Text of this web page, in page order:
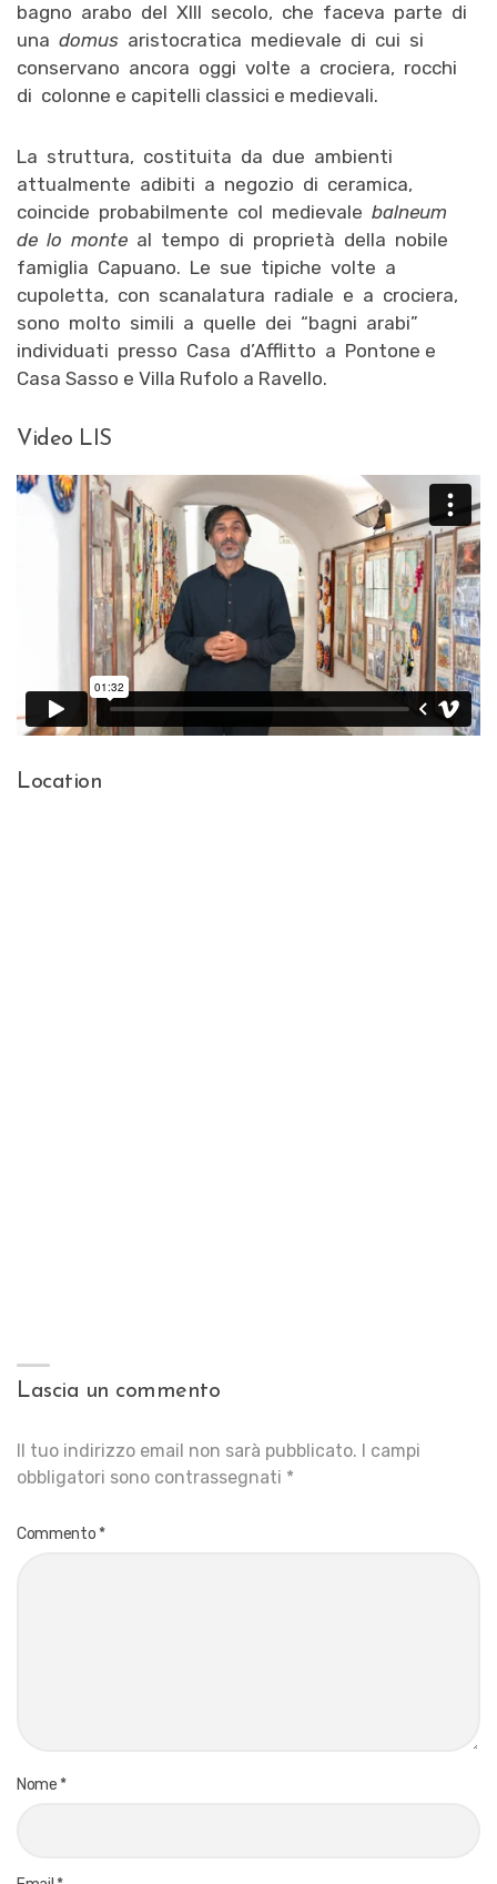
bagno arabo del XIII secolo, che faceva parte di
una domus aristocratica medievale di cui si
conservano ancora oggi volte a crociera, rocchi
di colonne e capitelli classici e medievali.
La struttura, costituita da due ambienti
attualmente adibiti a negozio di ceramica,
coincide probabilmente col medievale balneum
de lo monte al tempo di proprietà della nobile
famiglia Capuano. Le sue tipiche volte a
cupoletta, con scanalatura radiale e a crociera,
sono molto simili a quelle dei “bagni arabi”
individuati presso Casa d’Afflitto a Pontone e
Casa Sasso e Villa Rufolo a Ravello.
Video LIS
Location
Lascia un commento
Il tuo indirizzo email non sarà pubblicato. I campi
obbligatori sono contrassegnati *
Commento *
Nome *